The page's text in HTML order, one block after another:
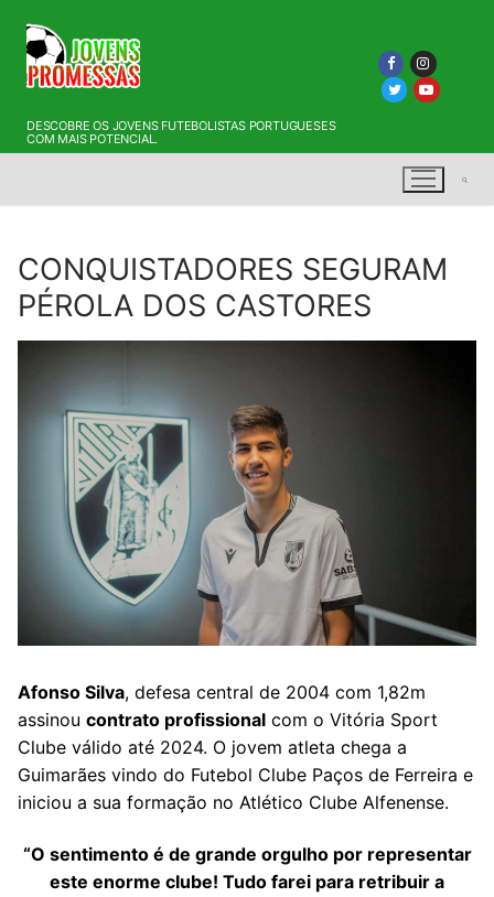
para
conteúdo
DESCOBRE OS JOVENS FUTEBOLISTAS PORTUGUESES
COM MAIS POTENCIAL.
Pesquisar por:
CONQUISTADORES SEGURAM
PÉROLA DOS CASTORES
Afonso Silva, defesa central de 2004 com 1,82m
assinou contrato profissional com o Vitória Sport
Clube válido até 2024. O jovem atleta chega a
Guimarães vindo do Futebol Clube Paços de Ferreira e
iniciou a sua formação no Atlético Clube Alfenense.
“O sentimento é de grande orgulho por representar
este enorme clube! Tudo farei para retribuir a